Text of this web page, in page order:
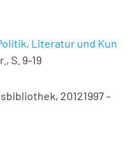
Literatur und Kun
S. 9-19
20121997 -